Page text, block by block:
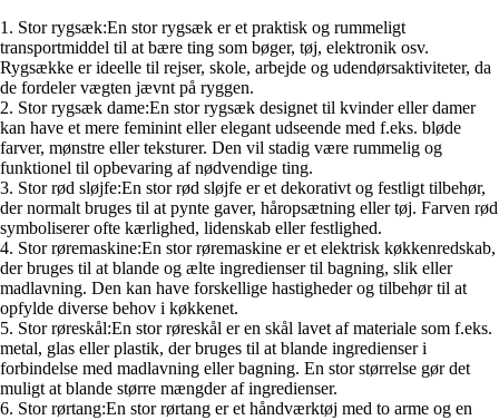
1. Stor rygsæk:En stor rygsæk er et praktisk og rummeligt
transportmiddel til at bære ting som bøger, tøj, elektronik osv.
Rygsække er ideelle til rejser, skole, arbejde og udendørsaktiviteter, da
de fordeler vægten jævnt på ryggen.
2. Stor rygsæk dame:En stor rygsæk designet til kvinder eller damer
kan have et mere feminint eller elegant udseende med f.eks. bløde
farver, mønstre eller teksturer. Den vil stadig være rummelig og
funktionel til opbevaring af nødvendige ting.
3. Stor rød sløjfe:En stor rød sløjfe er et dekorativt og festligt tilbehør,
der normalt bruges til at pynte gaver, håropsætning eller tøj. Farven rød
symboliserer ofte kærlighed, lidenskab eller festlighed.
4. Stor røremaskine:En stor røremaskine er et elektrisk køkkenredskab,
der bruges til at blande og ælte ingredienser til bagning, slik eller
madlavning. Den kan have forskellige hastigheder og tilbehør til at
opfylde diverse behov i køkkenet.
5. Stor røreskål:En stor røreskål er en skål lavet af materiale som f.eks.
metal, glas eller plastik, der bruges til at blande ingredienser i
forbindelse med madlavning eller bagning. En stor størrelse gør det
muligt at blande større mængder af ingredienser.
6. Stor rørtang:En stor rørtang er et håndværktøj med to arme og en